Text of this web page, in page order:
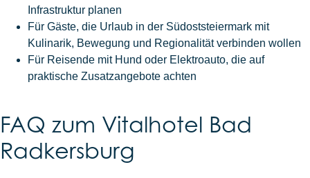
Infrastruktur planen
Für Gäste, die Urlaub in der Südoststeiermark mit
Kulinarik, Bewegung und Regionalität verbinden wollen
Für Reisende mit Hund oder Elektroauto, die auf
praktische Zusatzangebote achten
FAQ zum Vitalhotel Bad
Radkersburg